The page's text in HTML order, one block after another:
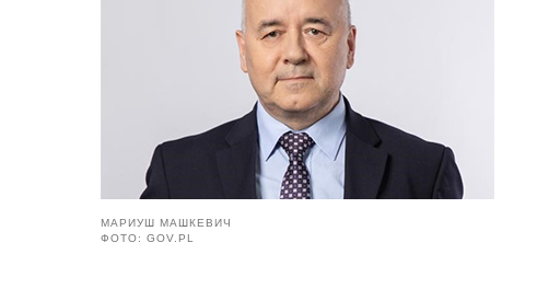
МАРИУШ МАШКЕВИЧ
ФОТО: GOV.PL